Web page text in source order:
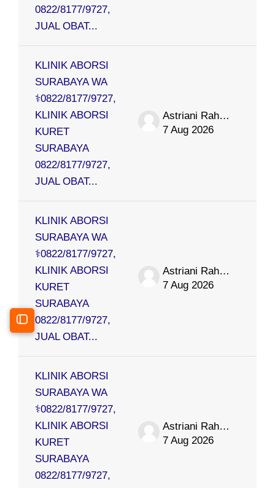
Open course index
0822/8177/9727,
JUAL OBAT...
KLINIK ABORSI
SURABAYA WA
⚕0822/8177/9727,
KLINIK ABORSI
KURET
SURABAYA
0822/8177/9727,
JUAL OBAT...
Astriani Rahmat
7 Aug 2026
KLINIK ABORSI
SURABAYA WA
⚕0822/8177/9727,
KLINIK ABORSI
KURET
SURABAYA
0822/8177/9727,
JUAL OBAT...
Astriani Rahmat
7 Aug 2026
KLINIK ABORSI
SURABAYA WA
⚕0822/8177/9727,
KLINIK ABORSI
KURET
SURABAYA
0822/8177/9727,
Astriani Rahmat
7 Aug 2026